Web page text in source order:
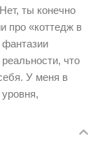
ты конечно
про «коттедж в
что
У меня в